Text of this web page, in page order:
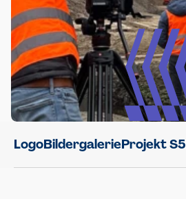
LogoBildergalerieProjekt S5